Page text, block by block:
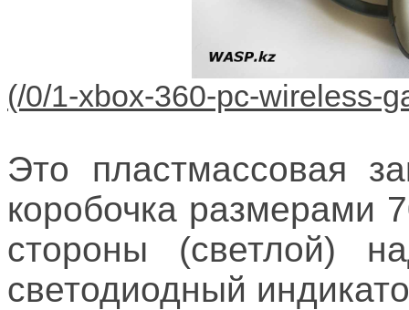
Это пластмассовая
коробочка размерами
стороны (светлой)
светодиодный